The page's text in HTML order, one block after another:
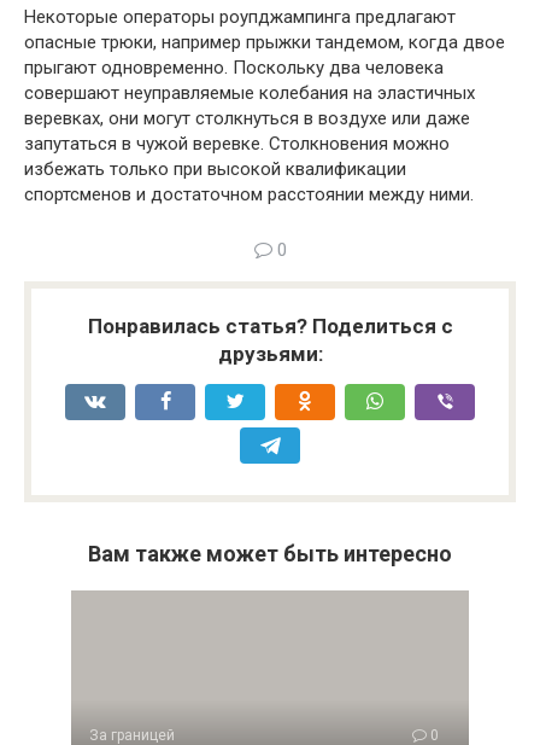
Некоторые операторы роупджампинга предлагают
опасные трюки, например прыжки тандемом, когда двое
прыгают одновременно. Поскольку два человека
совершают неуправляемые колебания на эластичных
веревках, они могут столкнуться в воздухе или даже
запутаться в чужой веревке. Столкновения можно
избежать только при высокой квалификации
спортсменов и достаточном расстоянии между ними.
0
Понравилась статья? Поделиться с
друзьями:
Вам также может быть интересно
За границей 0